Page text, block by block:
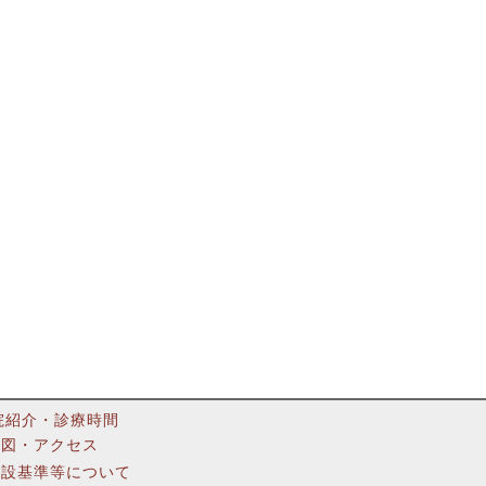
紹介・診療時間
・アクセス
基準等について